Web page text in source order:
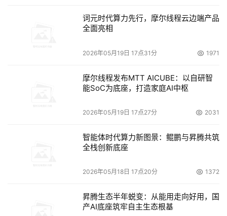
词元时代算力先行，摩尔线程云边端产品
全面亮相
2026年05月19日 17点31分 1971
摩尔线程发布MTT AICUBE：以自研智
能SoC为底座，打造家庭AI中枢
2026年05月19日 17点27分 2031
智能体时代算力新图景：鲲鹏与昇腾共筑
全栈创新底座
2026年05月18日 17点20分 1372
昇腾生态半年蜕变：从能用走向好用，国
产AI底座筑牢自主生态根基